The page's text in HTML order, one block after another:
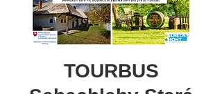
TOURBUS